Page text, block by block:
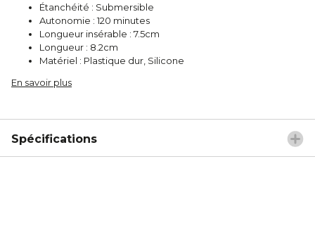
Étanchéité : Submersible
Autonomie : 120 minutes
Longueur insérable : 7.5cm
Longueur : 8.2cm
Matériel : Plastique dur, Silicone
En savoir plus
Spécifications